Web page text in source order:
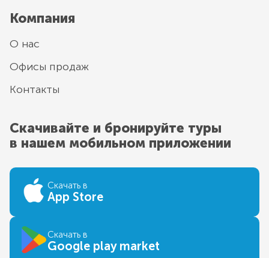
Компания
О нас
Офисы продаж
Контакты
Скачивайте и бронируйте туры
в нашем мобильном приложении
Скачать в
App Store
Скачать в
Google play market